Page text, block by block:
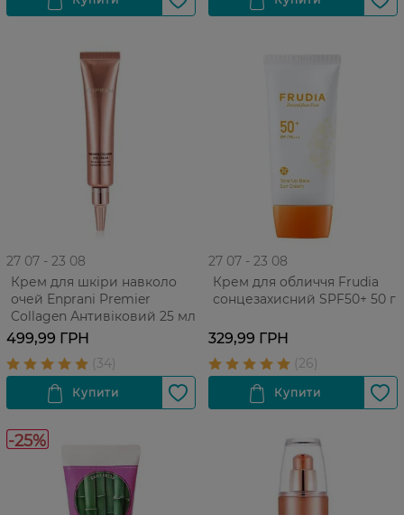
27 07 - 23 08
Крем для шкіри навколо
очей Enprani Premier
Collagen Антивіковий 25 мл
499,99 ГРН
27 07 - 23 08
Крем для обличчя Frudia
сонцезахисний SPF50+ 50 г
329,99 ГРН
-25%